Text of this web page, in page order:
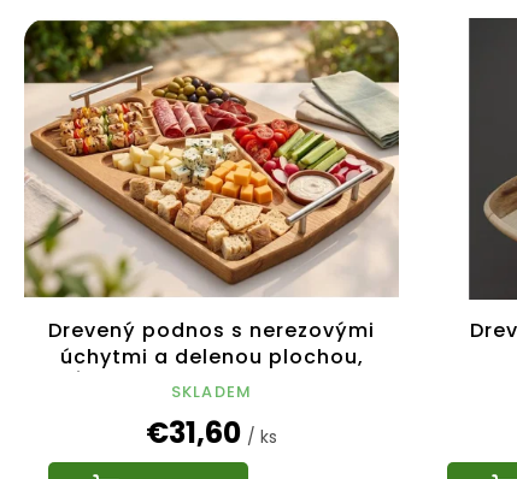
n
i
e
p
r
o
d
u
k
t
o
V
ý
p
s
p
r
o
d
u
k
Drevený podnos s nerezovými
úchytmi a delenou plochou,
dĺžka 43 cm, český výrobok
SKLADEM
€31,60 / ks